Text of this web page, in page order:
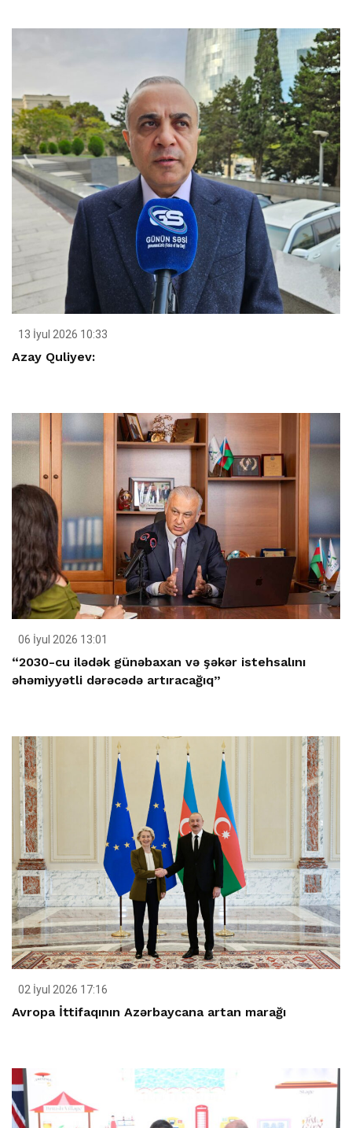
13 İyul 2026 10:33
Azay Quliyev:
06 İyul 2026 13:01
“2030-cu ilədək günəbaxan və şəkər istehsalını
əhəmiyyətli dərəcədə artıracağıq”
02 İyul 2026 17:16
Avropa İttifaqının Azərbaycana artan marağı